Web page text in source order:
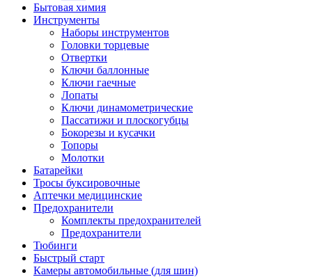
Бытовая химия
Инструменты
Наборы инструментов
Головки торцевые
Отвертки
Ключи баллонные
Ключи гаечные
Лопаты
Ключи динамометрические
Пассатижи и плоскогубцы
Бокорезы и кусачки
Топоры
Молотки
Батарейки
Тросы буксировочные
Аптечки медицинские
Предохранители
Комплекты предохранителей
Предохранители
Тюбинги
Быстрый старт
Камеры автомобильные (для шин)